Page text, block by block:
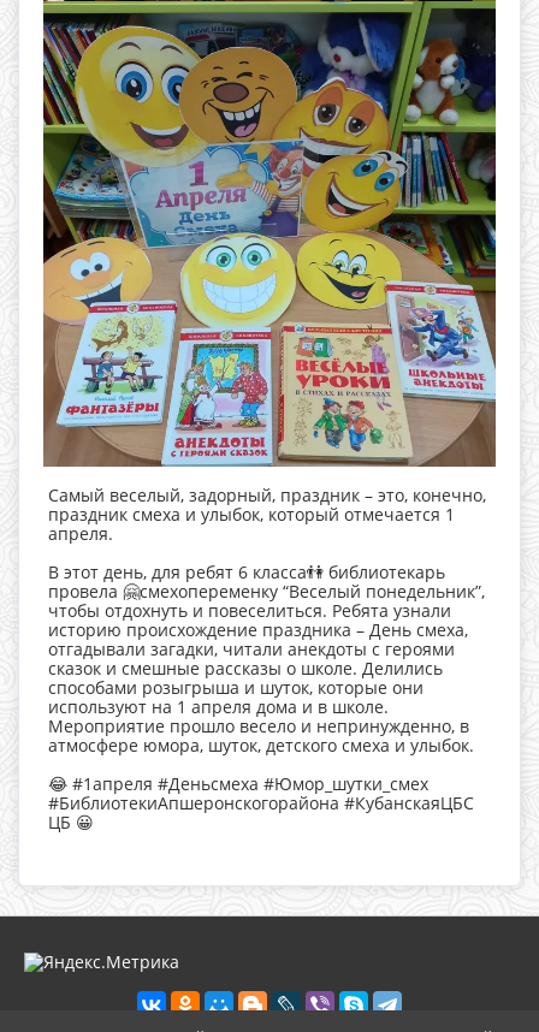
Самый веселый, задорный, праздник – это, конечно,
праздник смеха и улыбок, который отмечается 1
апреля.
В этот день, для ребят 6 класса👫 библиотекарь
провела 🤗смехопеременку “Веселый понедельник”,
чтобы отдохнуть и повеселиться. Ребята узнали
историю происхождение праздника – День смеха,
отгадывали загадки, читали анекдоты с героями
сказок и смешные рассказы о школе. Делились
способами розыгрыша и шуток, которые они
используют на 1 апреля дома и в школе.
Мероприятие прошло весело и непринужденно, в
атмосфере юмора, шуток, детского смеха и улыбок.
😂 #1апреля #Деньсмеха #Юмор_шутки_смех
#БиблиотекиАпшеронскогорайона #КубанскаяЦБС
ЦБ 😀